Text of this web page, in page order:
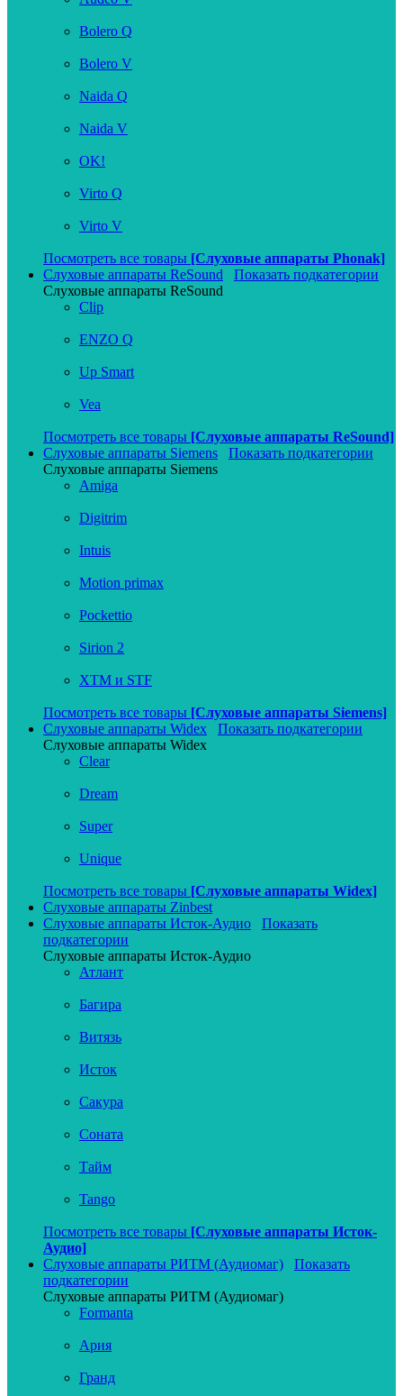
Bolero Q
Bolero V
Naida Q
Naida V
OK!
Virto Q
Virto V
Посмотреть все товары [Слуховые аппараты Phonak]
Слуховые аппараты ReSound
Показать подкатегории
Слуховые аппараты ReSound
Clip
ENZO Q
Up Smart
Vea
Посмотреть все товары [Слуховые аппараты ReSound]
Слуховые аппараты Siemens
Показать подкатегории
Слуховые аппараты Siemens
Amiga
Digitrim
Intuis
Motion primax
Pockettio
Sirion 2
XTM и STF
Посмотреть все товары [Слуховые аппараты Siemens]
Слуховые аппараты Widex
Показать подкатегории
Слуховые аппараты Widex
Clear
Dream
Super
Unique
Посмотреть все товары [Слуховые аппараты Widex]
Слуховые аппараты Zinbest
Слуховые аппараты Исток-Аудио
Показать
подкатегории
Слуховые аппараты Исток-Аудио
Атлант
Багира
Витязь
Исток
Сакура
Соната
Тайм
Tango
Посмотреть все товары [Слуховые аппараты Исток-
Аудио]
Слуховые аппараты РИТМ (Аудиомаг)
Показать
подкатегории
Слуховые аппараты РИТМ (Аудиомаг)
Formanta
Ария
Гранд